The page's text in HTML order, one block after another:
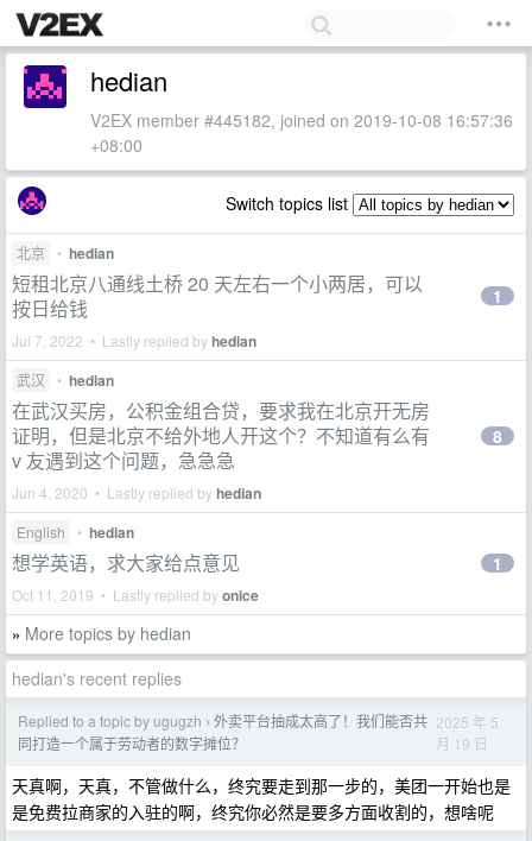
hedian
V2EX member #445182, joined on 2019-10-08 16:57:36
+08:00
Switch topics list
北京 • hedian
短租北京八通线土桥 20 天左右一个小两居，可以
按日给钱
Jul 7, 2022 • Lastly replied byhedian
1
武汉 • hedian
在武汉买房，公积金组合贷，要求我在北京开无房
证明，但是北京不给外地人开这个？不知道有么有
v 友遇到这个问题，急急急
Jun 4, 2020 • Lastly replied byhedian
8
English • hedian
想学英语，求大家给点意见
Oct 11, 2019 • Lastly replied byonice
1
» More topics by hedian
hedian's recent replies
Replied to a topic by ugugzh › 外卖平台抽成太高了！我们能否共
同打造一个属于劳动者的数字摊位？
2025 年 5
月 19 日
天真啊，天真，不管做什么，终究要走到那一步的，美团一开始也是
是免费拉商家的入驻的啊，终究你必然是要多方面收割的，想啥呢